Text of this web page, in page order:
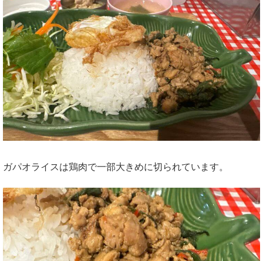
ガパオライスは鶏肉で一部大きめに切られています。